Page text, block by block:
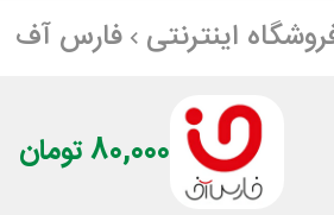
اینترنتی فارس آف
80,000 تومان